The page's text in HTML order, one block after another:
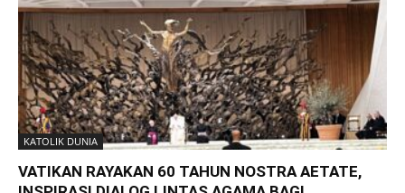
KATOLIK DUNIA
VATIKAN RAYAKAN 60 TAHUN NOSTRA AETATE,